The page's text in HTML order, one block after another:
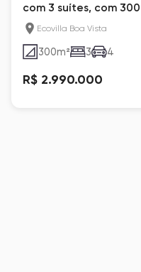
com 3 suítes, com
Ecovilla Boa Vista
300m² 3 4
R$ 2.990.000